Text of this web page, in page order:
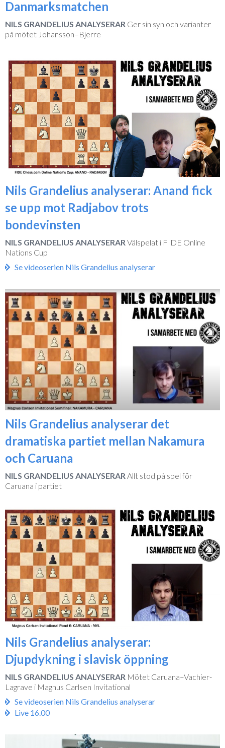
Danmarksmatchen
NILS GRANDELIUS ANALYSERAR Ger sin syn och varianter
på mötet Johansson–Bjerre
Nils Grandelius analyserar: Anand fick
se upp mot Radjabov trots
bondevinsten
NILS GRANDELIUS ANALYSERAR Välspelat i FIDE Online
Nations Cup
Se videoserien Nils Grandelius analyserar
Nils Grandelius analyserar det
dramatiska partiet mellan Nakamura
och Caruana
NILS GRANDELIUS ANALYSERAR Allt stod på spel för
Caruana i partiet
Nils Grandelius analyserar:
Djupdykning i slavisk öppning
NILS GRANDELIUS ANALYSERAR Mötet Caruana–Vachier-
Lagrave i Magnus Carlsen Invitational
Se videoserien Nils Grandelius analyserar
Live 16.00